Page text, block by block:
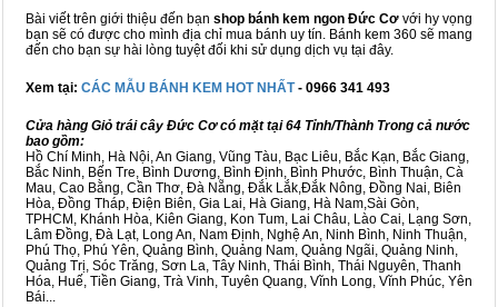
Bài viết trên giới thiệu đến bạn shop bánh kem ngon Đức Cơ với hy vọng
bạn sẽ có được cho mình địa chỉ mua bánh uy tín. Bánh kem 360 sẽ mang
đến cho bạn sự hài lòng tuyệt đối khi sử dụng dịch vụ tại đây.
Xem tại: CÁC MẪU BÁNH KEM HOT NHẤT- 0966 341 493
Cửa hàng Giỏ trái cây Đức Cơ có mặt tại 64 Tỉnh/Thành Trong cả nước
bao gồm:
Hồ Chí Minh, Hà Nội, An Giang, Vũng Tàu, Bạc Liêu, Bắc Kạn, Bắc Giang,
Bắc Ninh, Bến Tre, Bình Dương, Bình Định, Bình Phước, Bình Thuận, Cà
Mau, Cao Bằng, Cần Thơ, Đà Nẵng, Đắk Lắk,Đắk Nông, Đồng Nai, Biên
Hòa, Đồng Tháp, Điện Biên, Gia Lai, Hà Giang, Hà Nam,Sài Gòn,
TPHCM, Khánh Hòa, Kiên Giang, Kon Tum, Lai Châu, Lào Cai, Lạng Sơn,
Lâm Đồng, Đà Lạt, Long An, Nam Định, Nghệ An, Ninh Bình, Ninh Thuận,
Phú Thọ, Phú Yên, Quảng Bình, Quảng Nam, Quảng Ngãi, Quảng Ninh,
Quảng Trị, Sóc Trăng, Sơn La, Tây Ninh, Thái Bình, Thái Nguyên, Thanh
Hóa, Huế, Tiền Giang, Trà Vinh, Tuyên Quang, Vĩnh Long, Vĩnh Phúc, Yên
Bái...